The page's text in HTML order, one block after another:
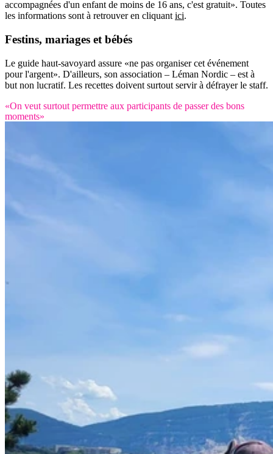
accompagnées d'un enfant de moins de 16 ans, c'est gratuit». Toutes
les informations sont à retrouver en cliquant ici.
Festins, mariages et bébés
Le guide haut-savoyard assure «ne pas organiser cet événement
pour l'argent». D'ailleurs, son association – Léman Nordic – est à
but non lucratif. Les recettes doivent surtout servir à défrayer le staff.
«On veut surtout permettre aux participants de passer des bons
moments»